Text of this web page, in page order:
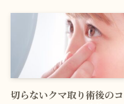
切らないクマ取り術後のコ